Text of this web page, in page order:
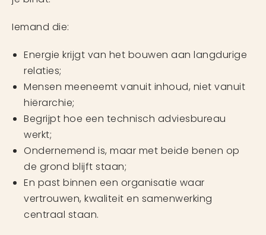
Iemand die:
Energie krijgt van het bouwen aan langdurige
relaties;
Mensen meeneemt vanuit inhoud, niet vanuit
hiërarchie;
Begrijpt hoe een technisch adviesbureau
werkt;
Ondernemend is, maar met beide benen op
de grond blijft staan;
En past binnen een organisatie waar
vertrouwen, kwaliteit en samenwerking
centraal staan.